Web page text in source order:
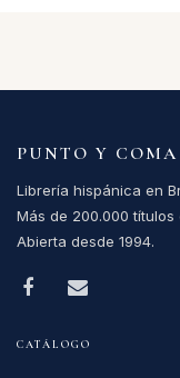
PUNTO Y COMA
Librería hispánica en
Más de 200.000
Abierta desde 1994.
CATÁLOGO